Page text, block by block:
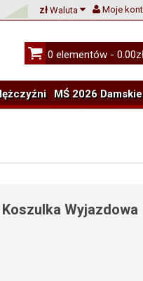
Moje
zł Waluta
0 elementów -
MŚ 2026 Damskie
Wyjazdowa